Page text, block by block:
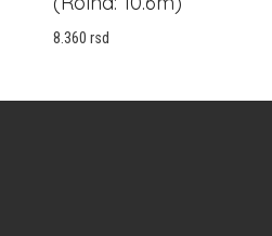
8.360 rsd